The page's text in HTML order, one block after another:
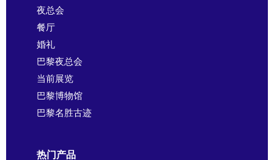
夜总会
餐厅
婚礼
巴黎夜总会
当前展览
巴黎博物馆
巴黎名胜古迹
热门产品